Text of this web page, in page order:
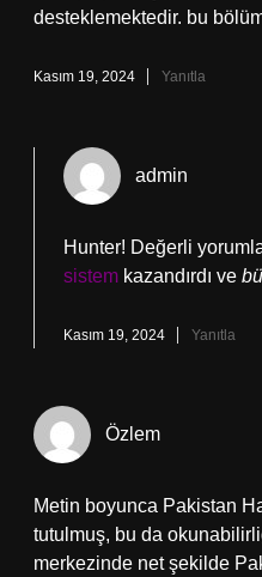
desteklemektedir. bu
Kasım 19, 2024 Yanıtla
admin
Hunter! Değerli
sistem kazandırdı ve
Kasım 19, 2024 Yanıtla
Özlem
Metin boyunca Pakistan
tutulmuş, bu da
merkezinde net şekilde